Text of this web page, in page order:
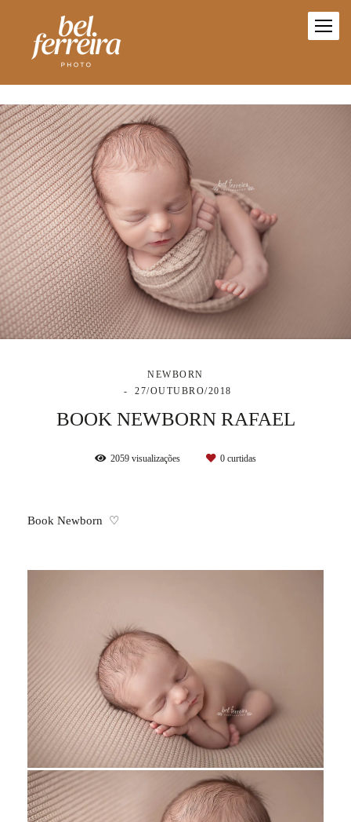
NEWBORN
27/OUTUBRO/2018
BOOK NEWBORN RAFAEL
2059 visualizações 0 curtidas
Book Newborn ♡